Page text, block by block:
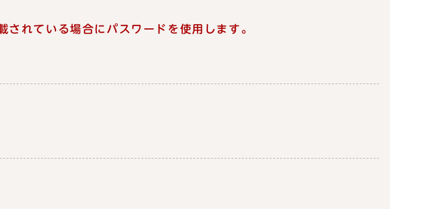
れている場合にパスワードを使用します。